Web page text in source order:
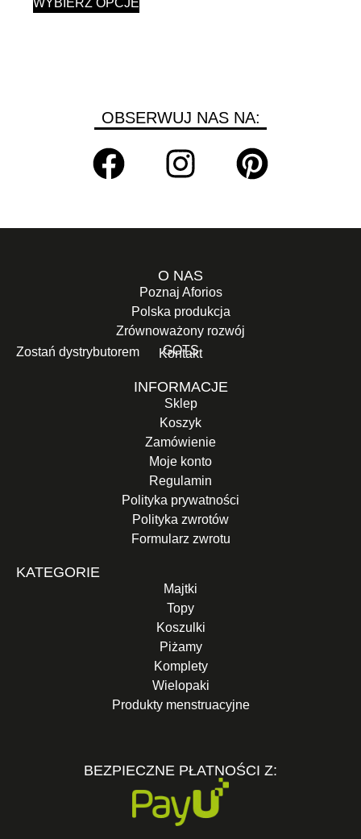
WYBIERZ OPCJE
OBSERWUJ NAS NA:
O NAS
Poznaj Aforios
Polska produkcja
Zrównoważony rozwój
GOTS
Zostań dystrybutorem Kontakt
INFORMACJE
Sklep
Koszyk
Zamówienie
Moje konto
Regulamin
Polityka prywatności
Polityka zwrotów
Formularz zwrotu
KATEGORIE
Majtki
Topy
Koszulki
Piżamy
Komplety
Wielopaki
Produkty menstruacyjne
BEZPIECZNE PŁATNOŚCI Z: